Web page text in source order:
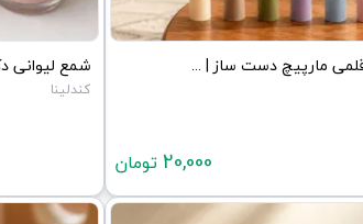
شمع های قلمی مارپیچ دست ساز | JCHK-16572
20,000تومان
کندلینا